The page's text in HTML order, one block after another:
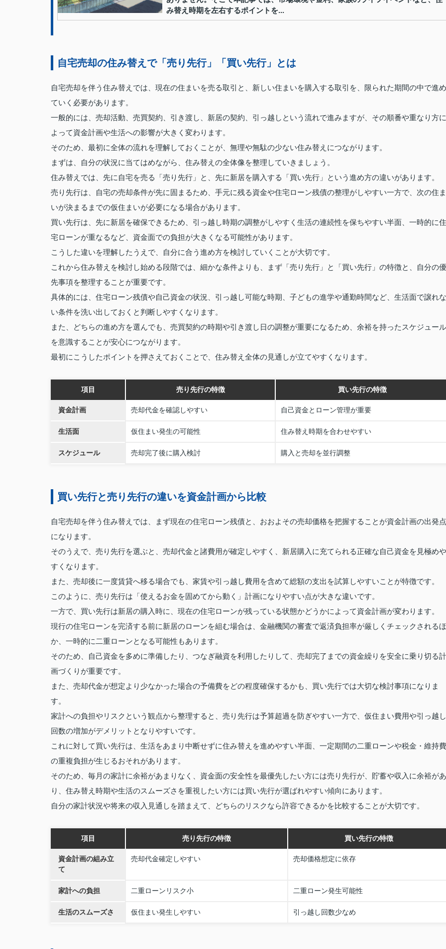
み替え時期を左右するポイントを...
自宅売却の住み替えで「売り先行」「買い先行」とは
自宅売却を伴う住み替えでは、現在の住まいを売る取引と、新しい住まいを購入する取引を、限られた期間の中で進め
ていく必要があります。
一般的には、売却活動、売買契約、引き渡し、新居の契約、引っ越しという流れで進みますが、その順番や重なり方に
よって資金計画や生活への影響が大きく変わります。
そのため、最初に全体の流れを理解しておくことが、無理や無駄の少ない住み替えにつながります。
まずは、自分の状況に当てはめながら、住み替えの全体像を整理していきましょう。
住み替えでは、先に自宅を売る「売り先行」と、先に新居を購入する「買い先行」という進め方の違いがあります。
売り先行は、自宅の売却条件が先に固まるため、手元に残る資金や住宅ローン残債の整理がしやすい一方で、次の住ま
いが決まるまでの仮住まいが必要になる場合があります。
買い先行は、先に新居を確保できるため、引っ越し時期の調整がしやすく生活の連続性を保ちやすい半面、一時的に住
宅ローンが重なるなど、資金面での負担が大きくなる可能性があります。
こうした違いを理解したうえで、自分に合う進め方を検討していくことが大切です。
これから住み替えを検討し始める段階では、細かな条件よりも、まず「売り先行」と「買い先行」の特徴と、自分の優
先事項を整理することが重要です。
具体的には、住宅ローン残債や自己資金の状況、引っ越し可能な時期、子どもの進学や通勤時間など、生活面で譲れな
い条件を洗い出しておくと判断しやすくなります。
また、どちらの進め方を選んでも、売買契約の時期や引き渡し日の調整が重要になるため、余裕を持ったスケジュール
を意識することが安心につながります。
最初にこうしたポイントを押さえておくことで、住み替え全体の見通しが立てやすくなります。
項目 売り先行の特徴 買い先行の特徴
資金計画 売却代金を確認しやすい 自己資金とローン管理が重要
生活面 仮住まい発生の可能性 住み替え時期を合わせやすい
スケジュール 売却完了後に購入検討 購入と売却を並行調整
買い先行と売り先行の違いを資金計画から比較
自宅売却を伴う住み替えでは、まず現在の住宅ローン残債と、おおよその売却価格を把握することが資金計画の出発点
になります。
そのうえで、売り先行を選ぶと、売却代金と諸費用が確定しやすく、新居購入に充てられる正確な自己資金を見極めや
すくなります。
また、売却後に一度賃貸へ移る場合でも、家賃や引っ越し費用を含めて総額の支出を試算しやすいことが特徴です。
このように、売り先行は「使えるお金を固めてから動く」計画になりやすい点が大きな違いです。
一方で、買い先行は新居の購入時に、現在の住宅ローンが残っている状態かどうかによって資金計画が変わります。
現行の住宅ローンを完済する前に新居のローンを組む場合は、金融機関の審査で返済負担率が厳しくチェックされるほ
か、一時的に二重ローンとなる可能性もあります。
そのため、自己資金を多めに準備したり、つなぎ融資を利用したりして、売却完了までの資金繰りを安全に乗り切る計
画づくりが重要です。
また、売却代金が想定より少なかった場合の予備費をどの程度確保するかも、買い先行では大切な検討事項になりま
す。
家計への負担やリスクという観点から整理すると、売り先行は予算超過を防ぎやすい一方で、仮住まい費用や引っ越し
回数の増加がデメリットとなりやすいです。
これに対して買い先行は、生活をあまり中断せずに住み替えを進めやすい半面、一定期間の二重ローンや税金・維持費
の重複負担が生じるおそれがあります。
そのため、毎月の家計に余裕があまりなく、資金面の安全性を最優先したい方には売り先行が、貯蓄や収入に余裕があ
り、住み替え時期や生活のスムーズさを重視したい方には買い先行が選ばれやすい傾向にあります。
自分の家計状況や将来の収入見通しを踏まえて、どちらのリスクなら許容できるかを比較することが大切です。
項目 売り先行の特徴 買い先行の特徴
資金計画の組み立
て
売却代金確定しやすい 売却価格想定に依存
家計への負担 二重ローンリスク小 二重ローン発生可能性
生活のスムーズさ 仮住まい発生しやすい 引っ越し回数少なめ